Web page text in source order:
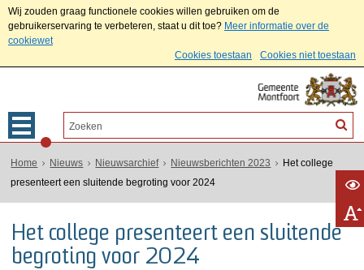
Wij zouden graag functionele cookies willen gebruiken om de
gebruikerservaring te verbeteren, staat u dit toe? Meer informatie over de
cookiewet
Cookies toestaan
Cookies niet toestaan
Home Nieuws Nieuwsarchief Nieuwsberichten 2023
Het college
presenteert een sluitende begroting voor 2024
Het college presenteert een sluitende
begroting voor 2024